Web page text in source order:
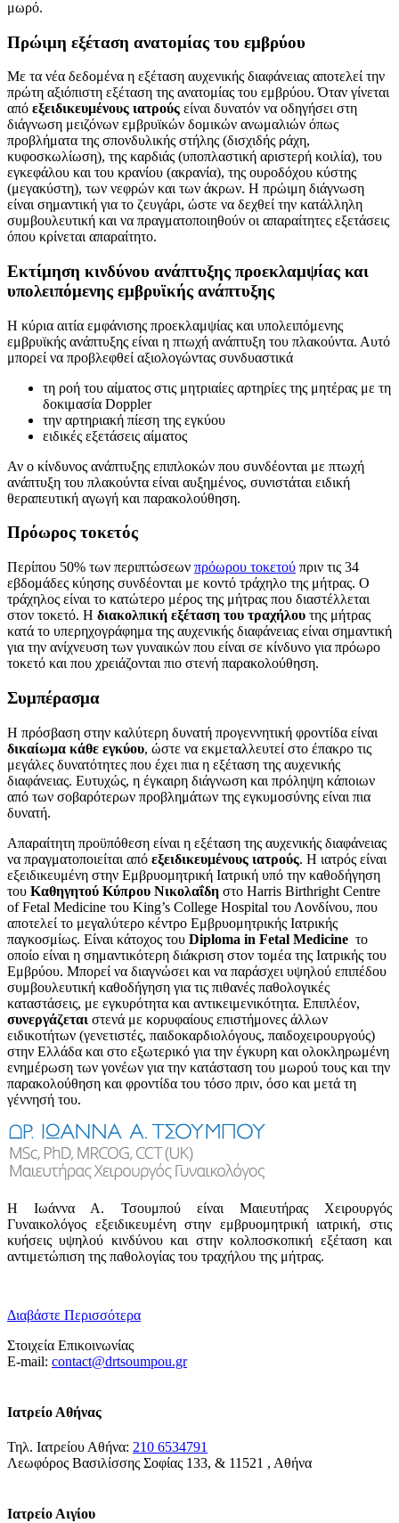
μωρό.
Πρώιμη εξέταση ανατομίας του εμβρύου
Με τα νέα δεδομένα η εξέταση αυχενικής διαφάνειας αποτελεί την
πρώτη αξιόπιστη εξέταση της ανατομίας του εμβρύου. Όταν γίνεται
από εξειδικευμένους ιατρούς είναι δυνατόν να οδηγήσει στη
διάγνωση μειζόνων εμβρυϊκών δομικών ανωμαλιών όπως
προβλήματα της σπονδυλικής στήλης (δισχιδής ράχη,
κυφοσκωλίωση), της καρδιάς (υποπλαστική αριστερή κοιλία), του
εγκεφάλου και του κρανίου (ακρανία), της ουροδόχου κύστης
(μεγακύστη), των νεφρών και των άκρων. Η πρώιμη διάγνωση
είναι σημαντική για το ζευγάρι, ώστε να δεχθεί την κατάλληλη
συμβουλευτική και να πραγματοποιηθούν οι απαραίτητες εξετάσεις
όπου κρίνεται απαραίτητο.
Εκτίμηση κινδύνου ανάπτυξης προεκλαμψίας και
υπολειπόμενης εμβρυϊκής ανάπτυξης
Η κύρια αιτία εμφάνισης προεκλαμψίας και υπολειπόμενης
εμβρυϊκής ανάπτυξης είναι η πτωχή ανάπτυξη του πλακούντα. Αυτό
μπορεί να προβλεφθεί αξιολογώντας συνδυαστικά
τη ροή του αίματος στις μητριαίες αρτηρίες της μητέρας με τη
δοκιμασία Doppler
την αρτηριακή πίεση της εγκύου
ειδικές εξετάσεις αίματος
Αν ο κίνδυνος ανάπτυξης επιπλοκών που συνδέονται με πτωχή
ανάπτυξη του πλακούντα είναι αυξημένος, συνιστάται ειδική
θεραπευτική αγωγή και παρακολούθηση.
Πρόωρος τοκετός
Περίπου 50% των περιπτώσεων πρόωρου τοκετού πριν τις 34
εβδομάδες κύησης συνδέονται με κοντό τράχηλο της μήτρας. Ο
τράχηλος είναι το κατώτερο μέρος της μήτρας που διαστέλλεται
στον τοκετό. Η διακολπική εξέταση του τραχήλου της μήτρας
κατά το υπερηχογράφημα της αυχενικής διαφάνειας είναι σημαντική
για την ανίχνευση των γυναικών που είναι σε κίνδυνο για πρόωρο
τοκετό και που χρειάζονται πιο στενή παρακολούθηση.
Συμπέρασμα
Η πρόσβαση στην καλύτερη δυνατή προγεννητική φροντίδα είναι
δικαίωμα κάθε εγκύου, ώστε να εκμεταλλευτεί στο έπακρο τις
μεγάλες δυνατότητες που έχει πια η εξέταση της αυχενικής
διαφάνειας. Ευτυχώς, η έγκαιρη διάγνωση και πρόληψη κάποιων
από των σοβαρότερων προβλημάτων της εγκυμοσύνης είναι πια
δυνατή.
Απαραίτητη προϋπόθεση είναι η εξέταση της αυχενικής διαφάνειας
να πραγματοποιείται από εξειδικευμένους ιατρούς. Η ιατρός είναι
εξειδικευμένη στην Εμβρυομητρική Ιατρική υπό την καθοδήγηση
του Καθηγητού Κύπρου Νικολαΐδη στο Harris Birthright Centre
of Fetal Medicine του King’s College Hospital του Λονδίνου, που
αποτελεί το μεγαλύτερο κέντρο Εμβρυομητρικής Ιατρικής
παγκοσμίως. Είναι κάτοχος του Diploma in Fetal Medicine το
οποίο είναι η σημαντικότερη διάκριση στον τομέα της Ιατρικής του
Εμβρύου. Μπορεί να διαγνώσει και να παράσχει υψηλού επιπέδου
συμβουλευτική καθοδήγηση για τις πιθανές παθολογικές
καταστάσεις, με εγκυρότητα και αντικειμενικότητα. Επιπλέον,
συνεργάζεται στενά με κορυφαίους επιστήμονες άλλων
ειδικοτήτων (γενετιστές, παιδοκαρδιολόγους, παιδοχειρουργούς)
στην Ελλάδα και στο εξωτερικό για την έγκυρη και ολοκληρωμένη
ενημέρωση των γονέων για την κατάσταση του μωρού τους και την
παρακολούθηση και φροντίδα του τόσο πριν, όσο και μετά τη
γέννησή του.
Η Ιωάννα Α. Τσουμπού είναι Μαιευτήρας Χειρουργός
Γυναικολόγος εξειδικευμένη στην εμβρυομητρική ιατρική, στις
κυήσεις υψηλού κινδύνου και στην κολποσκοπική εξέταση και
αντιμετώπιση της παθολογίας του τραχήλου της μήτρας.
Διαβάστε Περισσότερα
Στοιχεία Επικοινωνίας
E-mail: contact@drtsoumpou.gr
Ιατρείο Αθήνας
Τηλ. Ιατρείου Αθήνα: 210 6534791
Λεωφόρος Βασιλίσσης Σοφίας 133, & 11521 , Αθήνα
Ιατρείο Αιγίου